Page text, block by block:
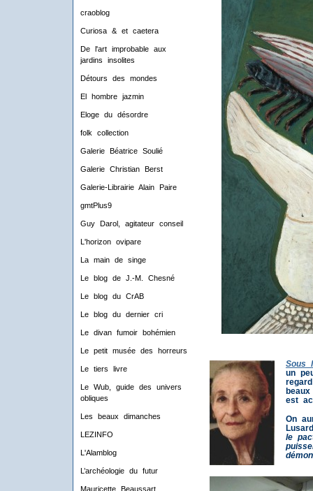
craoblog
Curiosa & et caetera
De l'art improbable aux
jardins insolites
Détours des mondes
El hombre jazmin
Eloge du désordre
folk collection
Galerie Béatrice Soulié
Galerie Christian Berst
Galerie-Librairie Alain Paire
gmtPlus9
Guy Darol, agitateur conseil
L'horizon ovipare
La main de singe
Le blog de J.-M. Chesné
Le blog du CrAB
Le blog du dernier cri
Le divan fumoir bohémien
Le petit musée des horreurs
Le tiers livre
Le Wub, guide des univers
obliques
Les beaux dimanches
LEZINFO
L'Alamblog
L’archéologie du futur
Mauricette Beaussart
Sous
un
est
On
le